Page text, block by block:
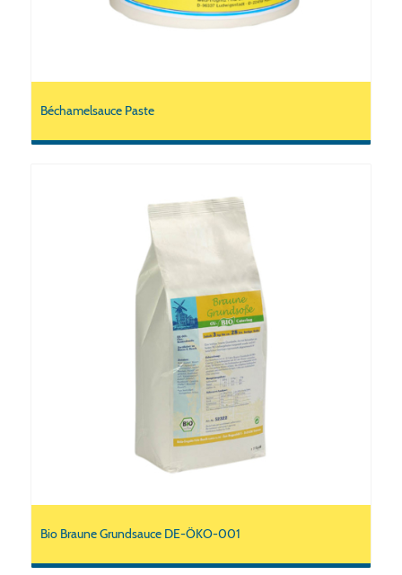
Béchamelsauce Paste
Bio Braune Grundsauce DE-ÖKO-001